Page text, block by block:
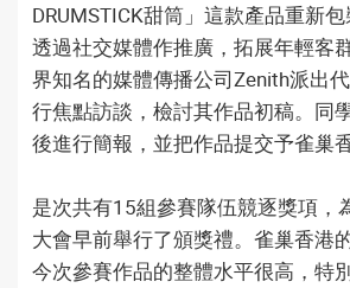
DRUMSTICK甜筒」這款產品重新
透過社交媒體作推廣，拓展年輕客
界知名的媒體傳播公司Zenith派出
行焦點訪談，檢討其作品初稿。同
後進行簡報，並把作品提交予雀巢
是次共有15組參賽隊伍競逐獎項，
大會早前舉行了頒獎禮。雀巢香港
今次參賽作品的整體水平很高，特